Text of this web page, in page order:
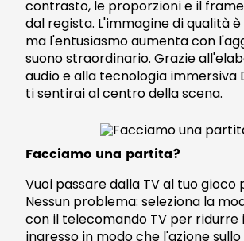
contrasto, le proporzioni e il
dal regista. L'immagine di qualità
ma l'entusiasmo aumenta con
suono straordinario. Grazie
audio e alla tecnologia immersiva
ti sentirai al centro della scena.
Facciamo una partita?
Vuoi passare dalla TV al tuo
Nessun problema: seleziona la
con il telecomando TV per ridurre
ingresso in modo che l'azione